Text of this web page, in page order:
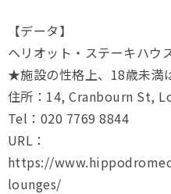
【データ】
ヘリオット・ステーキハウ
★施設の性格上、18歳未満
住所：14, Cranbourn St,
Tel：020 7769 8844
URL：
https://
lounges/